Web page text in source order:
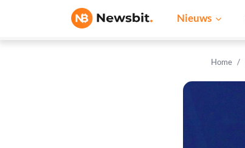
Nieuws
Home